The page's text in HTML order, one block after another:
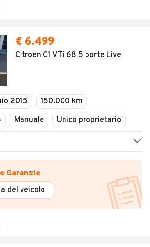
€ 6.499
Citroen C1 VTi 68 5 porte Live
2015
150.000 km
Manuale Unico proprietario
Garanzie
del veicolo